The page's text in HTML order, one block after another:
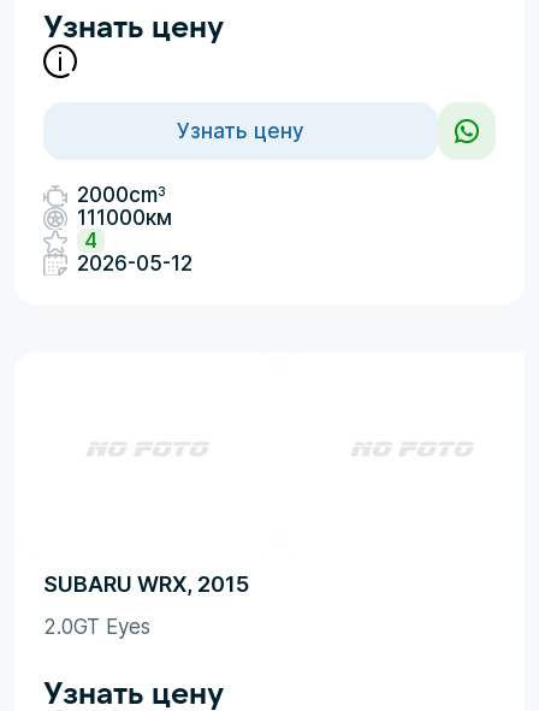
Узнать цену
Узнать цену
2000cm3
111000км
4
2026-05-12
SUBARU WRX, 2015
2.0GT Eyes
Узнать цену